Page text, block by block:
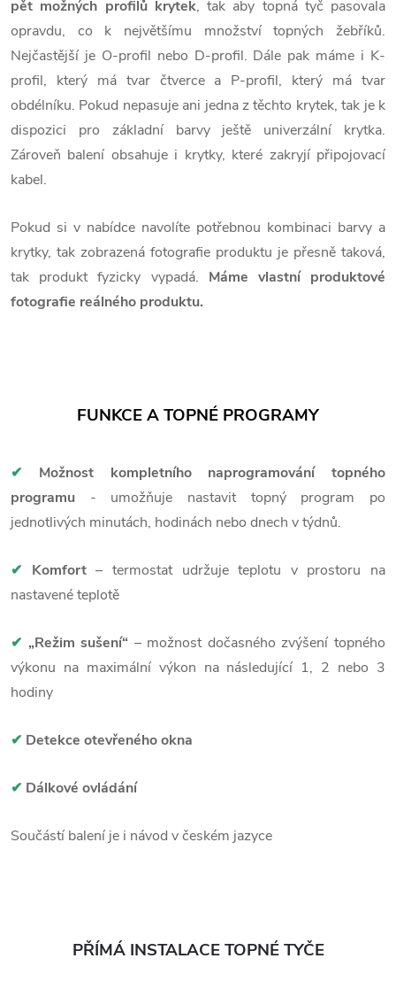
pět možných profilů krytek, tak aby topná tyč pasovala
opravdu, co k největšímu množství topných žebříků.
Nejčastější je O-profil nebo D-profil. Dále pak máme i K-
profil, který má tvar čtverce a P-profil, který má tvar
obdélníku. Pokud nepasuje ani jedna z těchto krytek, tak je k
dispozici pro základní barvy ještě univerzální krytka.
Zároveň balení obsahuje i krytky, které zakryjí připojovací
kabel.
Pokud si v nabídce navolíte potřebnou kombinaci barvy a
krytky, tak zobrazená fotografie produktu je přesně taková,
tak produkt fyzicky vypadá. Máme vlastní produktové
fotografie reálného produktu.
FUNKCE A TOPNÉ PROGRAMY
✔ Možnost kompletního naprogramování topného
programu - umožňuje nastavit topný program po
jednotlivých minutách, hodinách nebo dnech v týdnů.
✔ Komfort– termostat udržuje teplotu v prostoru na
nastavené teplotě
✔ „Režim sušení“ – možnost dočasného zvýšení topného
výkonu na maximální výkon na následující 1, 2 nebo 3
hodiny
✔ Detekce otevřeného okna
✔ Dálkové ovládání
Součástí balení je i návod v českém jazyce
PŘÍMÁ INSTALACE TOPNÉ TYČE